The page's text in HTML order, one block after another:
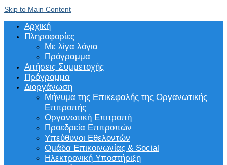
Skip to Main Content
Αρχική
Πληροφορίες
Με λίγα λόγια
Πρόγραμμα
Αιτήσεις Συμμετοχής
Πρόγραμμα
Διοργάνωση
Μήνυμα της Επικεφαλής της Οργανωτικής
Επιτροπής
Οργανωτική Επιτροπή
Προεδρεία Επιτροπών
Υπεύθυνοι Εθελοντών
Ομάδα Επικοινωνίας & Social
Ηλεκτρονική Υποστήριξη